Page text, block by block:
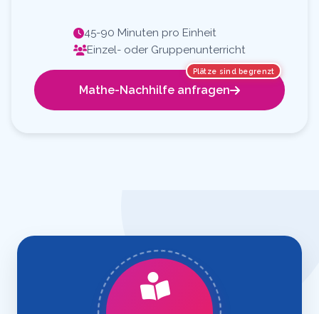
45-90 Minuten pro Einheit
Einzel- oder Gruppenunterricht
Plätze sind begrenzt
Mathe-Nachhilfe anfragen